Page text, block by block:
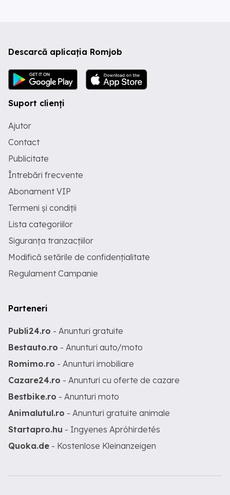
Descarcă aplicația Romjob
Suport clienți
Ajutor
Contact
Publicitate
Întrebări frecvente
Abonament VIP
Termeni și condiții
Lista categoriilor
Siguranța tranzacțiilor
Modifică setările de confidențialitate
Regulament Campanie
Parteneri
Publi24.ro - Anunturi gratuite
Bestauto.ro - Anunturi auto/moto
Romimo.ro - Anunturi imobiliare
Cazare24.ro - Anunturi cu oferte de cazare
Bestbike.ro - Anunturi moto
Animalutul.ro - Anunturi gratuite animale
Startapro.hu - Ingyenes Apróhirdetés
Quoka.de - Kostenlose Kleinanzeigen